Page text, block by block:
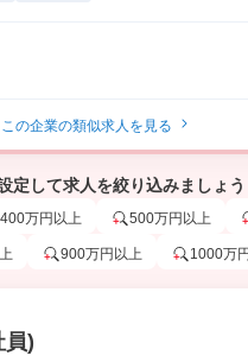
この企業の類似求人を見る
定して求人を絞り込みましょう
400万円以上 500万円以上
900万円以上 1000万
員)